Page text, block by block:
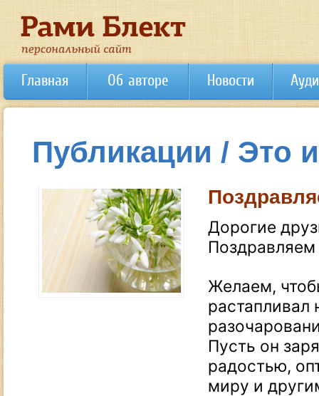
Главная Об авторе Новости
Публикации / Это
Дорогие
Желаем,
растапливал
Пусть он
радостью,
миру и